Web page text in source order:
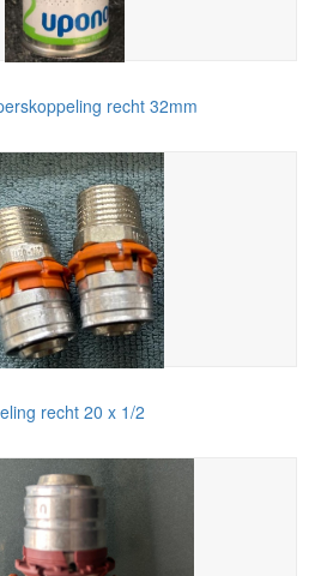
recht 32mm
recht 20 x 1/2